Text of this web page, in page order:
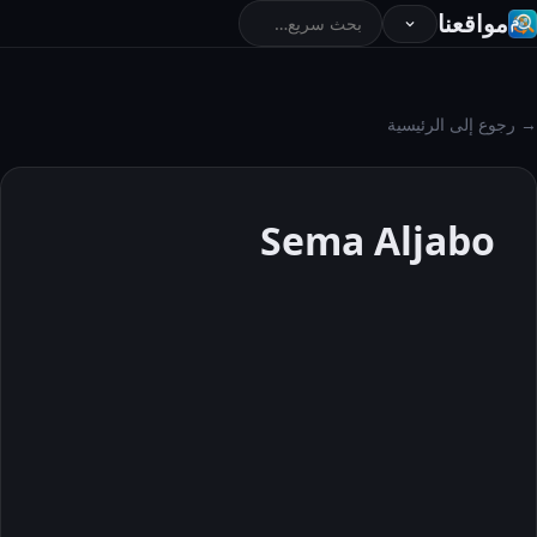
مواقعنا
→ رجوع إلى الرئيسية
Sema Aljabo